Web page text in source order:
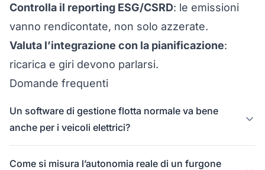
Controlla il reporting ESG/CSRD: le emissioni
vanno rendicontate, non solo azzerate.
Valuta l’integrazione con la pianificazione:
ricarica e giri devono parlarsi.
Domande frequenti
Un software di gestione flotta normale va bene
anche per i veicoli elettrici?
Come si misura l’autonomia reale di un furgone